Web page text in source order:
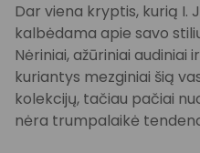
Dar viena kryptis, kurią I.
kalbėdama apie savo
Nėriniai, ažūriniai
kuriantys mezginiai šią
kolekcijų, tačiau pačiai
nėra trumpalaikė